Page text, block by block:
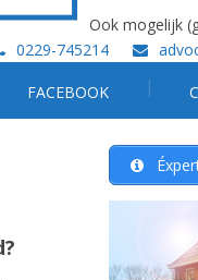
Ook mogelijk
0229-745214
FACEBOOK